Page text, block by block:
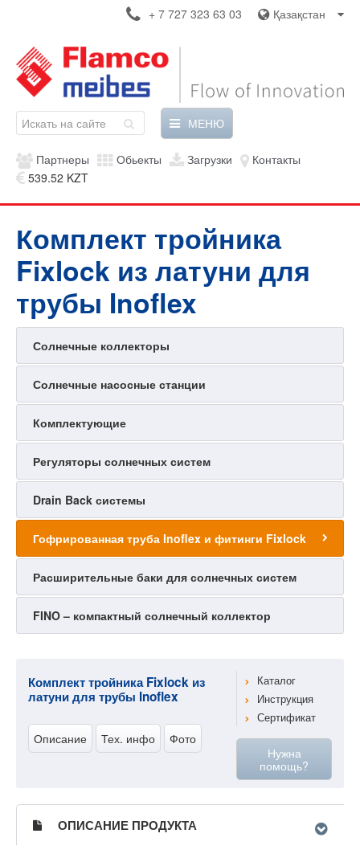
Қазақстан
+ 7 727 323 63 03
МЕНЮ
Партнеры Обьекты Загрузки
Контакты
539.52 KZT
Комплект тройника
Fixlock из латуни для
трубы Inoflex
Солнечные коллекторы
Солнечные насосные станции
Комплектующие
Регуляторы солнечных систем
Drain Back системы
Гофрированная труба Inoflex и фитинги Fixlock
Расширительные баки для солнечных систем
FINO – компактный солнечный коллектор
Комплект тройника Fixlock из
латуни для трубы Inoflex
Описание Тех. инфо Фото
Каталог
Инструкция
Сертификат
Нужна
помощь?
ОПИСАНИЕ ПРОДУКТА